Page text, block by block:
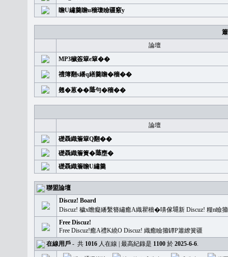
瞻U繡羹瞻u穡瓊瞼疆竅y
論壇
MP3穢簽簞e簞��
禮簿翻s繙q繕羹瞻�穡��
翹�蒽��𦻕勻�穡��
論壇
礎聶織簷簞Q翻��
礎聶織簷簣�𦻕壅�
礎聶織簷瞻U繡羹
聯盟論壇
Discuz! Board
Discuz! 穢x瞻癡繙繫簪繡癒A織瞿穡�嚊傢𡐿新 Discuz! 糧n
Free Discuz!
Free Discuz!癒A禮K繞O Discuz! 織癒瞼籀罈P簫繚簧疆
在線用戶 - 共 1016 人在線 | 最高紀錄是 1100 於 2025-6-6.